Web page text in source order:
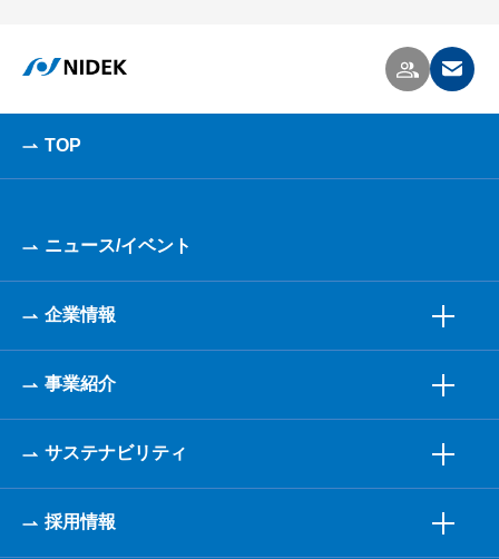
TOP
ニュース/イベント
企業情報
事業紹介
サステナビリティ
採用情報